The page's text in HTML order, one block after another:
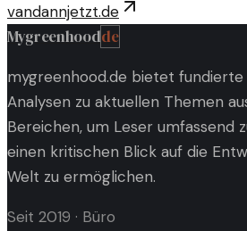
vandannjetzt.de
Mygreenhoodde
mygreenhood.de bietet
Analysen zu aktuellen Themen
Bereichen, um Leser umfassend
einen kritischen Blick auf die
Welt zu ermöglichen.
Seit 2019 · Büro